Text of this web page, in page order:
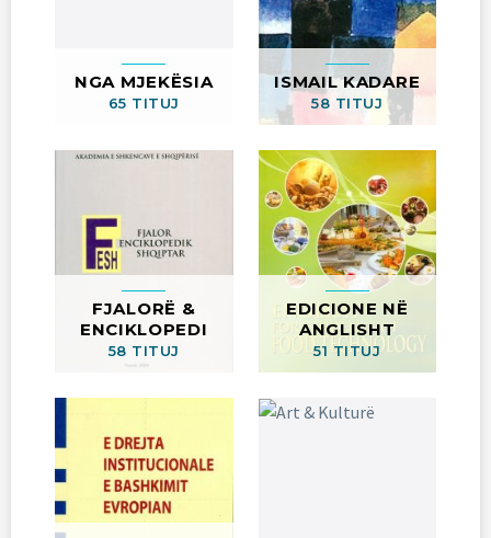
NGA MJEKËSIA
65 TITUJ
ISMAIL KADARE
58 TITUJ
FJALORË &
ENCIKLOPEDI
58 TITUJ
EDICIONE NË
ANGLISHT
51 TITUJ